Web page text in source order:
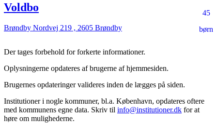
45
børn
Voldbo
Brøndby Nordvej 219 , 2605 Brøndby
Der tages forbehold for forkerte informationer.
Oplysningerne opdateres af brugerne af hjemmesiden.
Brugernes opdateringer valideres inden de lægges på siden.
Institutioner i nogle kommuner, bl.a. København, opdateres oftere
med kommunens egne data. Skriv til info@institutioner.dk for at
høre om mulighederne.